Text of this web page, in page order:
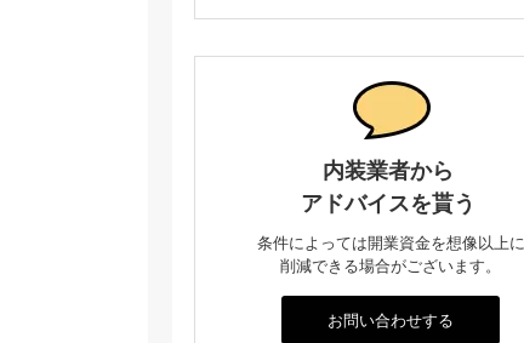
内装業者から
アドバイスを貰う
条件によっては開業資金を想像以上に
削減できる場合がございます。
お問い合わせする